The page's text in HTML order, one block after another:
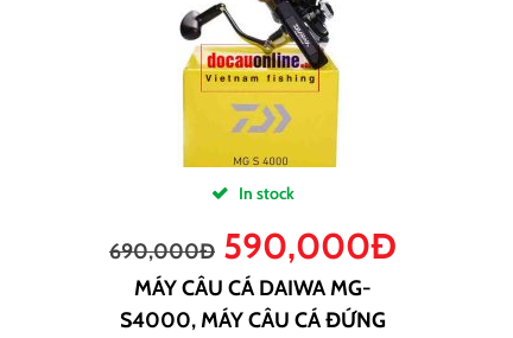
In stock
690,000Đ 590,000Đ
MÁY CÂU CÁ DAIWA MG-
S4000, MÁY CÂU CÁ ĐỨNG